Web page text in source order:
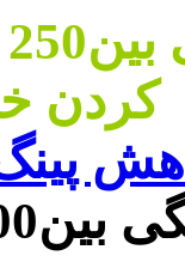
کردن